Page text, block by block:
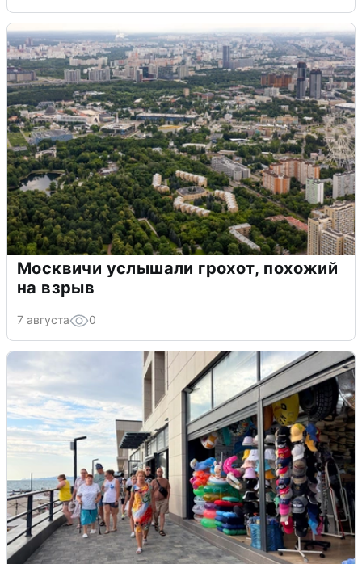
Москвичи услышали грохот, похожий
на взрыв
7 августа 0